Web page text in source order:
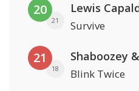
20
21
Lewis
Survive
21
18
Shaboozey
Blink Twice